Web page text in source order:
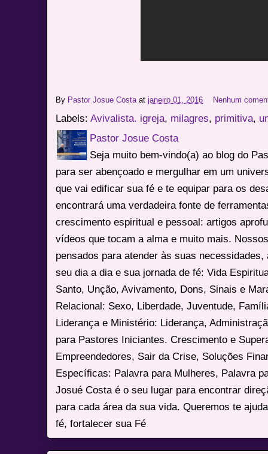
By Pastor Josue Costa atjaneiro 01, 2016 Nenhum
Labels:Avivalista. igreja, milagres, primitiva,
Pastor Josue Costa
Seja muito bem-vindo(a) ao blog do
para ser abençoado e mergulhar em um
que vai edificar sua fé e te equipar para os
encontrará uma verdadeira fonte de
crescimento espiritual e pessoal: artigos
vídeos que tocam a alma e muito mais.
pensados para atender às suas
seu dia a dia e sua jornada de fé: Vida
Santo, Unção, Avivamento, Dons, Sinais e
Relacional: Sexo, Liberdade, Juventude,
Liderança e Ministério: Liderança,
para Pastores Iniciantes. Crescimento e
Empreendedores, Sair da Crise, Soluções
Específicas: Palavra para Mulheres, Palavra
Josué Costa é o seu lugar para encontrar
para cada área da sua vida. Queremos te
fé, fortalecer sua Fé